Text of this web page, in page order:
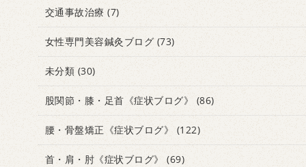
交通事故治療 (7)
女性専門美容鍼灸ブログ (73)
未分類 (30)
股関節・膝・足首《症状ブログ》 (86)
腰・骨盤矯正《症状ブログ》 (122)
首・肩・肘《症状ブログ》 (69)